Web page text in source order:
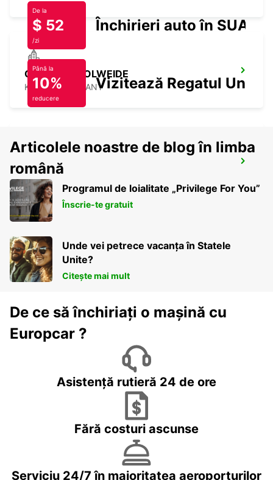
COLOGNE HOLWEIDE
KOELN - GERMANY
BERGISCH GLADBACH
BERGISCH-GLADBACH - GERMANY
De la
$ 52
/zi
Închirieri auto în SUA
Până la
10%
reducere
Vizitează Regatul Unit
Articolele noastre de blog în limba
română
Programul de loialitate „Privilege For You”
Înscrie-te gratuit
Unde vei petrece vacanța în Statele
Unite?
Citește mai mult
De ce să închiriați o mașină cu
Europcar ?
Asistență rutieră 24 de ore
Fără costuri ascunse
Serviciu 24/7 în majoritatea aeroporturilor